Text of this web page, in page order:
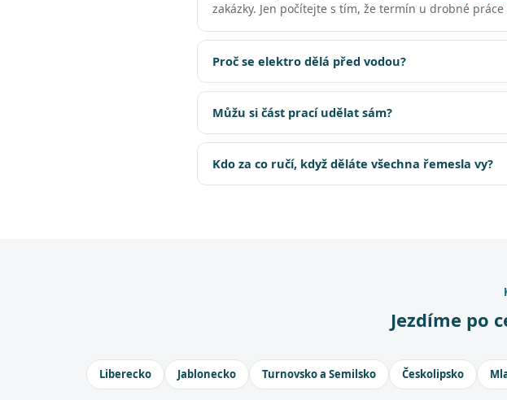
zakázky. Jen počítejte s tím, že termín u drobné
Proč se elektro dělá před vodou?
Můžu si část prací udělat sám?
Kdo za co ručí, když děláte všechna řemesla vy?
Jezdíme po
Liberecko Jablonecko Turnovsko a Semilsko Českolipsko